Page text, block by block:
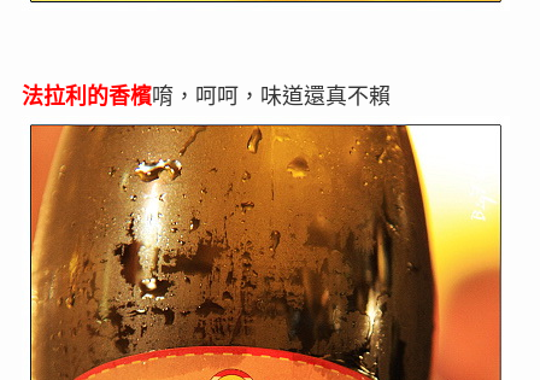
法拉利的香檳唷，呵呵，味道還真不賴